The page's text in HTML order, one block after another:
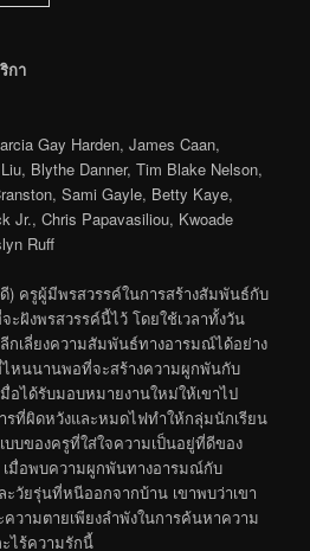
กา
Gay Harden, James Caan,
Blythe Danner, Tim Blake Nelson,
Sami Gayle, Betty Kaye,
Jr., Chris Papavasiliou, Kwoade
Ruff
ดี) ครูผู้มีพรสวรรค์ในการสร้างสัมพันธ์กับ
ะฝังพรสวรรค์นี้ไว้ โดยใช้เวลาทั้งวัน
กเลี่ยงความสัมพันธ์ทางอารมณ์ได้อย่าง
หนนานพอที่จะสร้างความผูกพันกับ
อได้รับมอบหมายงานใหม่ให้เขาไป
รที่ผิดหวังและหมดไฟทำให้กลุ่มนักเรียน
บของครูที่ใส่ใจความเป็นอยู่ที่ดีของ
เมื่อพบความผูกพันทางอารมณ์กับ
วัยรุ่นที่หนีออกจากบ้าน เขาพบว่าเขา
วามตายเพียงลำพังในการค้นหาความ
ไร้ความรักนี้